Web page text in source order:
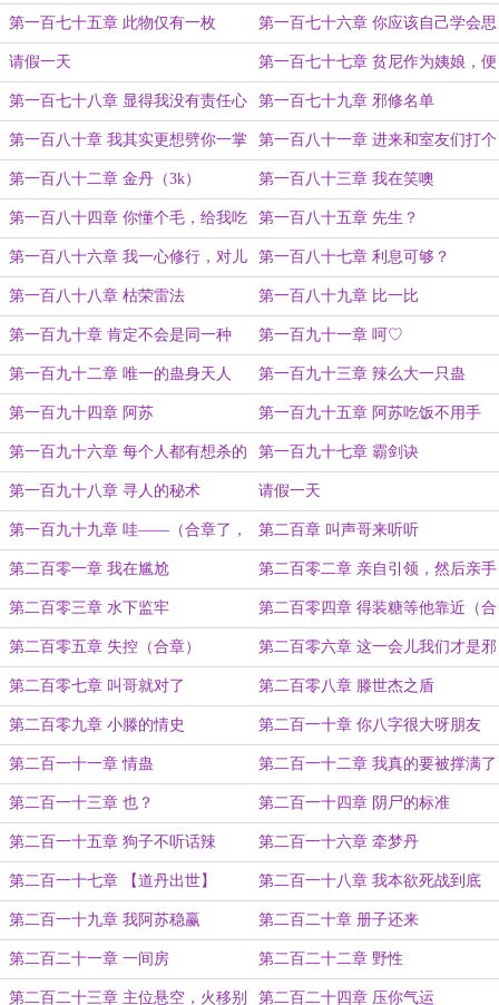
第一百七十五章 此物仅有一枚 第一百七十六章 你应该自己学会思
考这种事情
请假一天 第一百七十七章 贫尼作为姨娘，便
有必要替她报答你
第一百七十八章 显得我没有责任心 第一百七十九章 邪修名单
第一百八十章 我其实更想劈你一掌
嘞
第一百八十一章 进来和室友们打个
招呼吧（3k）
第一百八十二章 金丹（3k） 第一百八十三章 我在笑噢
第一百八十四章 你懂个毛，给我吃
吧你
第一百八十五章 先生？
第一百八十六章 我一心修行，对儿
女私情全无...（3k）
第一百八十七章 利息可够？
第一百八十八章 枯荣雷法 第一百八十九章 比一比
第一百九十章 肯定不会是同一种
（3k）
第一百九十一章 呵♡
第一百九十二章 唯一的蛊身天人 第一百九十三章 辣么大一只蛊
第一百九十四章 阿苏 第一百九十五章 阿苏吃饭不用手
第一百九十六章 每个人都有想杀的
人（4k）
第一百九十七章 霸剑诀
第一百九十八章 寻人的秘术 请假一天
第一百九十九章 哇——（合章了，
今天没了）
第二百章 叫声哥来听听
第二百零一章 我在尴尬 第二百零二章 亲自引领，然后亲手
阻挠
第二百零三章 水下监牢 第二百零四章 得装糖等他靠近（合
章）
第二百零五章 失控（合章） 第二百零六章 这一会儿我们才是邪
魔外道！（合）
第二百零七章 叫哥就对了 第二百零八章 滕世杰之盾
第二百零九章 小滕的情史 第二百一十章 你八字很大呀朋友
第二百一十一章 情蛊 第二百一十二章 我真的要被撑满了
阿苏！
第二百一十三章 也？ 第二百一十四章 阴尸的标准
第二百一十五章 狗子不听话辣 第二百一十六章 牵梦丹
第二百一十七章 【道丹出世】 第二百一十八章 我本欲死战到底
第二百一十九章 我阿苏稳赢 第二百二十章 册子还来
第二百二十一章 一间房 第二百二十二章 野性
第二百二十三章 主位悬空，火移别 第二百二十四章 压你气运